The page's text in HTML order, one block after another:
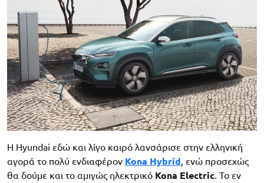
H Hyundai εδώ και λίγο καιρό λανσάρισε στην ελληνική
αγορά το πολύ ενδιαφέρον Kona Hybrid, ενώ προσεχώς
θα δούμε και το αμιγώς ηλεκτρικό Kona Electric. Το εν